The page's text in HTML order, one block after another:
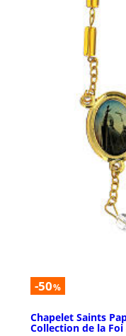
-50%
Chapelet Saints
Collection de la Foi